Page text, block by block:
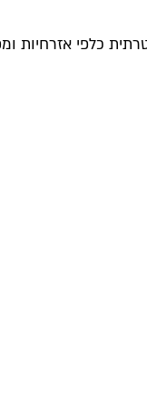
כלפי אזרחיות